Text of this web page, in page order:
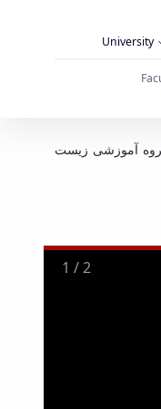
University
ناصر میرازی (گروه آموزشی زیست
2 /2